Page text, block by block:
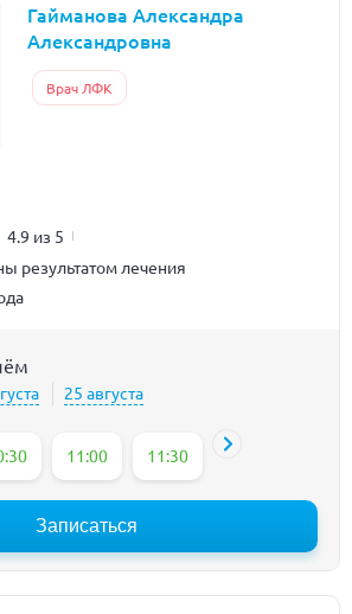
Гайманова Александра
Александровна
Врач ЛФК
4.9 из 5
результатом лечения
25 августа
11:00 11:30 12:00
Записаться